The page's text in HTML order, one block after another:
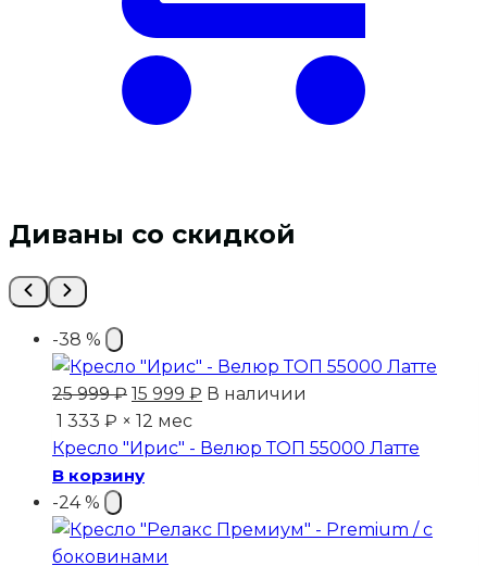
Диваны со скидкой
-38 %
25 999₽ Первоначальная
цена
составляла
25
15 999 ₽ Текущая
15
В наличии
1 333 ₽ × 12 мес
Кресло "Ирис" - Велюр ТОП 55000 Латте
В корзину
-24 %